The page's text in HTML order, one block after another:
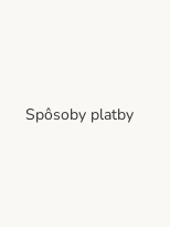
Spôsoby platby